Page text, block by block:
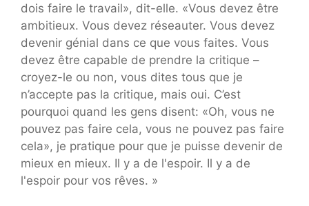
dois faire le travail», dit-elle. «Vous devez être
ambitieux. Vous devez réseauter. Vous devez
devenir génial dans ce que vous faites. Vous
devez être capable de prendre la critique –
croyez-le ou non, vous dites tous que je
n’accepte pas la critique, mais oui. C’est
pourquoi quand les gens disent: «Oh, vous ne
pouvez pas faire cela, vous ne pouvez pas faire
cela», je pratique pour que je puisse devenir de
mieux en mieux. Il y a de l'espoir. Il y a de
l'espoir pour vos rêves. »